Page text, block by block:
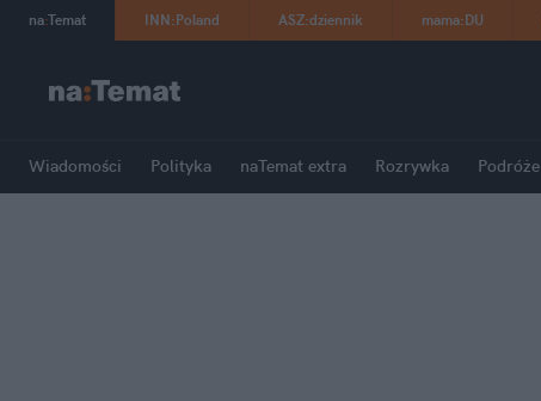
na:Temat INN:Poland ASZ:dziennik mama:DU
Wiadomości Polityka naTemat extra Rozrywka Podróże